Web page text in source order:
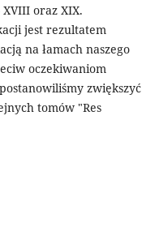
oraz XIX.
jest rezultatem
na łamach naszego
oczekiwaniom
zwiększyć
tomów "Res